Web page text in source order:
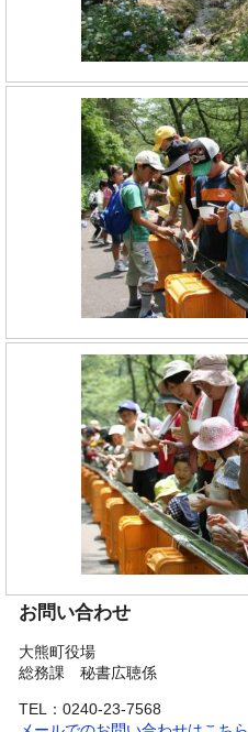
お問い合わせ
大熊町役場
総務課 秘書広聴係
TEL：0240-23-7568